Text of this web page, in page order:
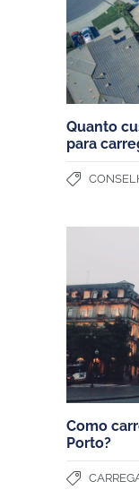
Quanto
para
Como
Porto?